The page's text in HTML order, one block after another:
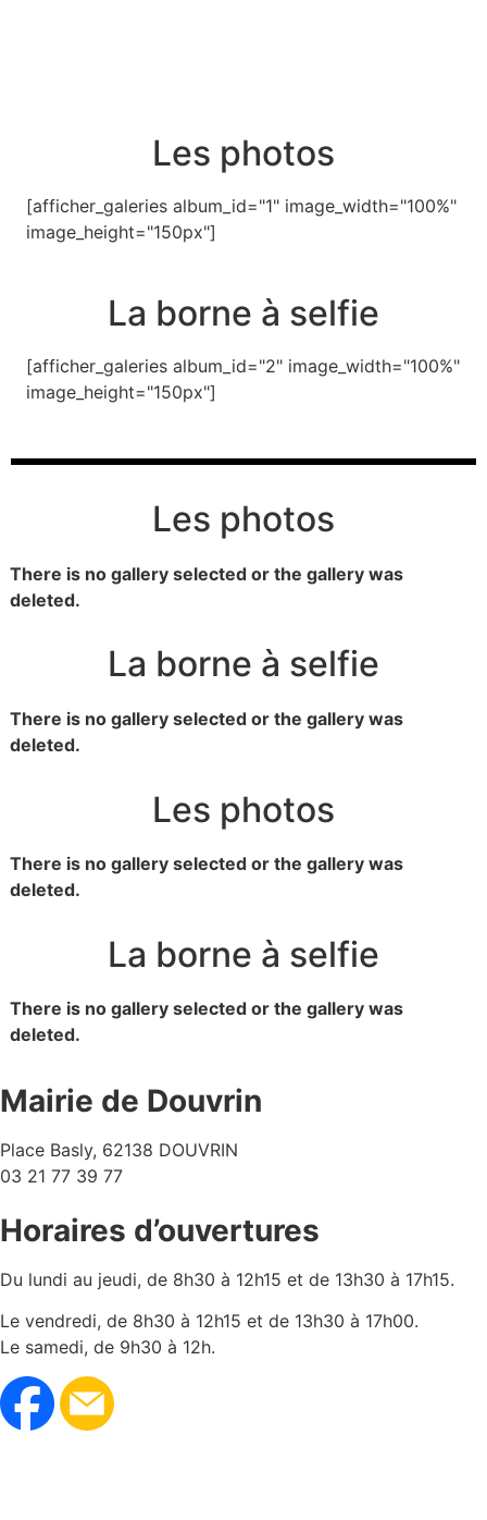
Les photos
[afficher_galeries album_id="1" image_width="100%"
image_height="150px"]
La borne à selfie
[afficher_galeries album_id="2" image_width="100%"
image_height="150px"]
Les photos
There is no gallery selected or the gallery was
deleted.
La borne à selfie
There is no gallery selected or the gallery was
deleted.
Les photos
There is no gallery selected or the gallery was
deleted.
La borne à selfie
There is no gallery selected or the gallery was
deleted.
Mairie de Douvrin
Place Basly, 62138 DOUVRIN
03 21 77 39 77
Horaires d’ouvertures
Du lundi au jeudi, de 8h30 à 12h15 et de 13h30 à 17h15.
Le vendredi, de 8h30 à 12h15 et de 13h30 à 17h00.
Le samedi, de 9h30 à 12h.